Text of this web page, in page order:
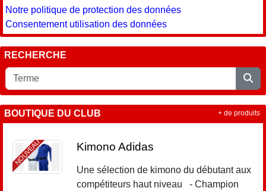
Notre politique de protection des données
Consentement utilisation des données
RECHERCHE
BOUTIQUE DU CLUB
NOUVEAU Kimono Adidas
Une sélection de kimono du débutant aux
compétiteurs haut niveau - Champion
+ de produits